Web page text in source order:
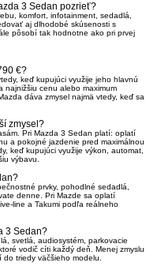
3 Sedan pozrieť?
komfort, infotainment, sedadlá,
aj dlhodobé skúsenosti s
pôsobí tak hodnotne ako pri prvej
€?
keď kupujúci využije jeho hlavnú
najnižšiu cenu alebo maximum
dáva zmysel najmä vtedy, keď sa
zmysel?
Pri Mazda 3 Sedan platí: oplatí
a pokojné jazdenie pred maximálnou
keď kupujúci využije výkon, automat,
výbavu.
prvky, pohodlné sedadlá,
denne. Pri Mazde sa oplatí
line a Takumi podľa reálneho
3 Sedan?
svetlá, audiosystém, parkovacie
vodič cíti každý deň. Menej zmyslu
triedy väčšieho modelu.